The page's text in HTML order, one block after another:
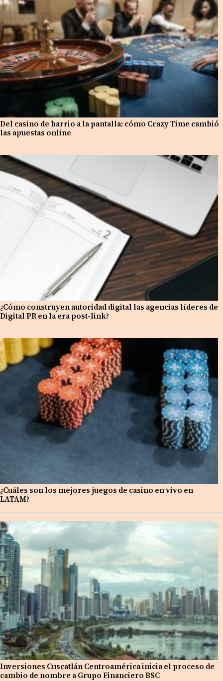
Del casino de barrio a la pantalla: cómo Crazy Time cambió
las apuestas online
¿Cómo construyen autoridad digital las agencias líderes de
Digital PR en la era post-link?
¿Cuáles son los mejores juegos de casino en vivo en
LATAM?
Inversiones Cuscatlán Centroamérica inicia el proceso de
cambio de nombre a Grupo Financiero BSC